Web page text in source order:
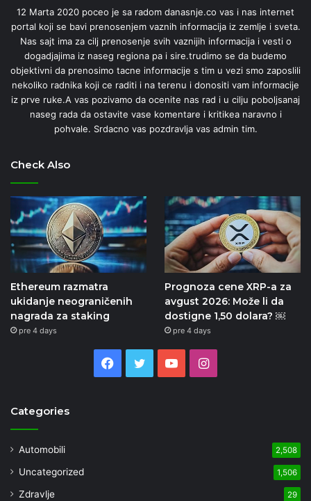
12 Marta 2020 poceo je sa radom danasnje.co vas i nas internet
portal koji se bavi prenosenjem vaznih informacija iz zemlje i sveta.
Nas sajt ima za cilj prenosenje svih vaznijih informacija i vesti o
dogadjajima iz naseg regiona pa i sire.trudimo se da budemo
objektivni da prenosimo tacne informacije s tim u vezi smo zaposlili
nekoliko radnika koji ce raditi i na terenu i donositi vam informacije
iz prve ruke.A vas pozivamo da ocenite nas rad i u cilju poboljsanaj
naseg rada da ostavite vase komentare i kritikea naravno i
pohvale. Srdacno vas pozdravlja vas admin tim.
Check Also
Ethereum razmatra
ukidanje neograničenih
nagrada za staking
pre 4 days
Prognoza cene XRP-a za
avgust 2026: Može li da
dostigne 1,50 dolara? ￼
pre 4 days
Facebook
TwitterYouTubeInstagram
Categories
Automobili 2,508
Uncategorized 1,506
Zdravlje 29